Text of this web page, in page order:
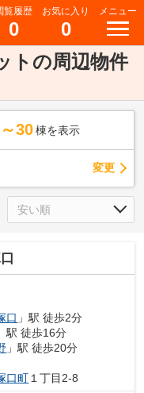
覧履歴
0
お気に入り
0
メニュー
トの周辺物件
30 棟を表示
変更
口 」駅 徒歩2分
」駅 徒歩16分
」駅 徒歩20分
口町 １丁目2-8